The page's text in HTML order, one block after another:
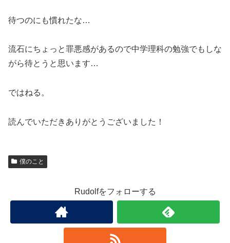
待つのにも慣れたな…
流石にちょっと罪悪感があるので中学理科の勉強でもしな
がら待とうと思います…
ではねる。
読んでいただきありがとうございました！
僕のこと
Rudolfをフォローする